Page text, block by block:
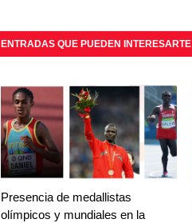
ENTRADAS QUE PUEDEN INTERESARTE
Presencia de medallistas
olímpicos y mundiales en la